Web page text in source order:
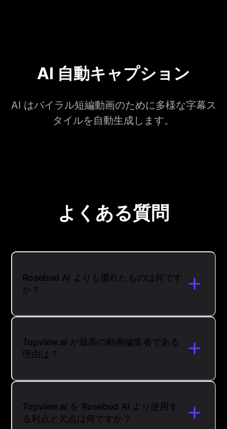
AI 自動キャプション
AI はバイラル短編動画のために多様な字幕ス
タイルを自動生成します。
よくある質問
Rosebud AI よりも優れたものは何です
か？
Topview.ai が最高の動画編集者である
理由は？
Topview.ai を Rosebud AI より使用す
る利点と欠点は何ですか？